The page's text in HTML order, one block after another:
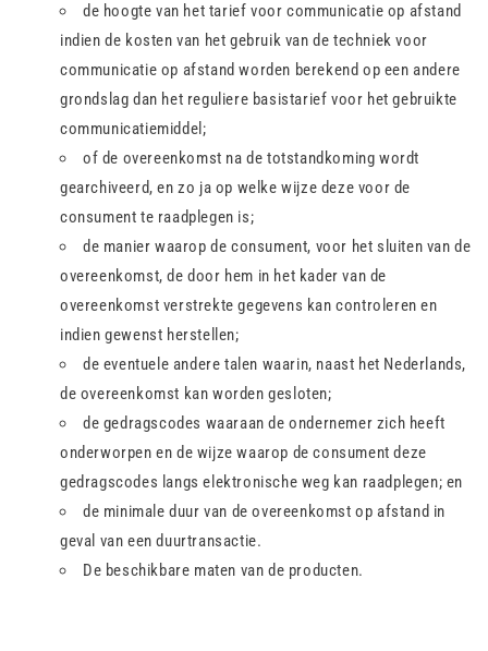
de hoogte van het tarief voor communicatie op afstand
indien de kosten van het gebruik van de techniek voor
communicatie op afstand worden berekend op een andere
grondslag dan het reguliere basistarief voor het gebruikte
communicatiemiddel;
of de overeenkomst na de totstandkoming wordt
gearchiveerd, en zo ja op welke wijze deze voor de
consument te raadplegen is;
de manier waarop de consument, voor het sluiten van de
overeenkomst, de door hem in het kader van de
overeenkomst verstrekte gegevens kan controleren en
indien gewenst herstellen;
de eventuele andere talen waarin, naast het Nederlands,
de overeenkomst kan worden gesloten;
de gedragscodes waaraan de ondernemer zich heeft
onderworpen en de wijze waarop de consument deze
gedragscodes langs elektronische weg kan raadplegen; en
de minimale duur van de overeenkomst op afstand in
geval van een duurtransactie.
De beschikbare maten van de producten.